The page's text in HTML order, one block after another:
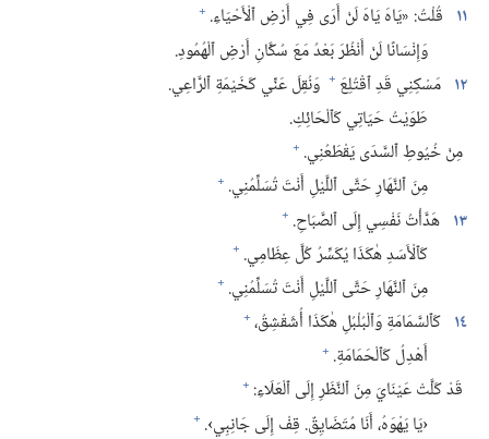
١١ قُلْتُ:‏ «يَاهَ يَاهَ لَنْ أَرَى فِي أَرْضِ ٱلْأَحْيَاءِ.‏ +
وَإِنْسَانًا لَنْ أَنْظُرَ بَعْدُ مَعَ سُكَّانِ أَرْضِ ٱلْهُمُودِ.‏
١٢ مَسْكِنِي قَدِ ٱقْتُلِعَ + وَنُقِلَ عَنِّي كَخَيْمَةِ ٱلرَّاعِي.‏
طَوَيْتُ حَيَاتِي كَٱلْحَائِكِ.‏
مِنْ خُيُوطِ ٱلسَّدَى يَقْطَعُنِي.‏ +
مِنَ ٱلنَّهَارِ حَتَّى ٱللَّيْلِ أَنْتَ تُسَلِّمُنِي.‏ +
١٣ هَدَّأْتُ نَفْسِي إِلَى ٱلصَّبَاحِ.‏ +
كَٱلْأَسَدِ هٰكَذَا يُكَسِّرُ كُلَّ عِظَامِي.‏ +
مِنَ ٱلنَّهَارِ حَتَّى ٱللَّيْلِ أَنْتَ تُسَلِّمُنِي.‏ +
١٤ كَٱلسَّمَامَةِ وَٱلْبُلْبُلِ هٰكَذَا أُشَقْشِقُ،‏ +
أَهْدِلُ كَٱلْحَمَامَةِ.‏ +
قَدْ كَلَّتْ عَيْنَايَ مِنَ ٱلنَّظَرِ إِلَى ٱلْعَلَاءِ:‏ +
‏‹يَا يَهْوَهُ،‏ أَنَا مُتَضَايِقٌ.‏ قِفْ إِلَى جَانِبِي›.‏ +